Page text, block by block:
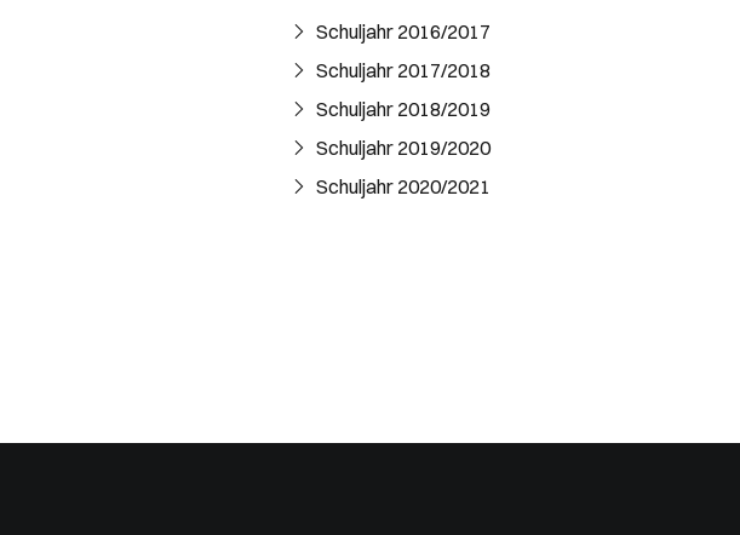
Ganztägig Sommerferien Schule
DISZ geschlossen
8. August 2026
Schuljahr 2016/2017​
Schuljahr 2017/2018
Schuljahr 2018/2019
Schuljahr 2019/2020
Schuljahr 2020/2021